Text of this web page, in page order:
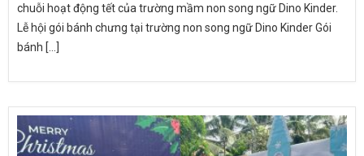
chuỗi hoạt động tết của trường mầm non song ngữ Dino Kinder.
Lễ hội gói bánh chưng tại trường non song ngữ Dino Kinder Gói
bánh [...]